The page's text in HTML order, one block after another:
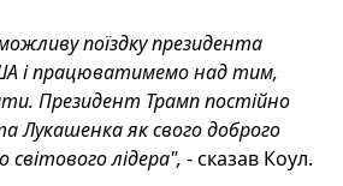
поїздку президента
і працюватимемо над тим,
Президент Трамп постійно
Лукашенка як свого доброго
лідера", - сказав Коул.